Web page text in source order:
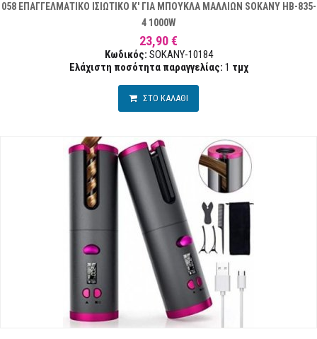
058 ΕΠΑΓΓΕΛΜΑΤΙΚΟ ΙΣΙΩΤΙΚΟ Κ' ΓΙΑ ΜΠΟΥΚΛΑ ΜΑΛΛΙΩΝ SOKANY HB-835-
4 1000W
23,90 €
Κωδικός: SOKANY-10184
Ελάχιστη ποσότητα παραγγελίας: 1 τμχ
ΣΤΟ ΚΑΛΑΘΙ